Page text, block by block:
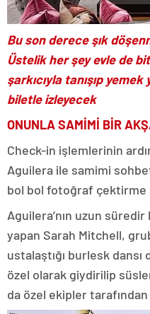
Bu son derece şık
Üstelik her şey evle de
şarkıcıyla tanışıp
biletle izleyecek
ONUNLA SAMİMİ BİR
Check-in işlemlerinin
Aguilera ile samimi
bol bol fotoğraf çektirme
Aguilera’nın uzun süredir
yapan Sarah Mitchell,
ustalaştığı burlesk
özel olarak giydirilip
da özel ekipler